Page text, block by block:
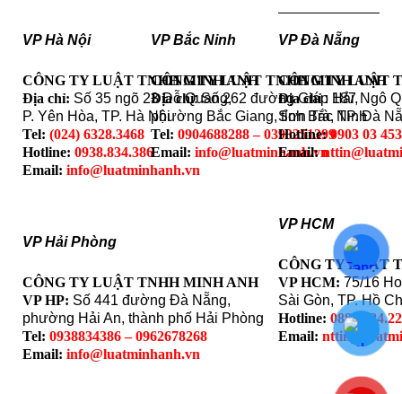
VP Hà Nội
CÔNG TY LUẬT TNHH MINH ANH
Địa chỉ: Số 35 ngõ 23 Đỗ Quang,
P. Yên Hòa, TP. Hà Nội
Tel: (024) 6328.3468
Hotline: 0938.834.386
Email: info@luatminhanh.vn
VP Hải Phòng
CÔNG TY LUẬT TNHH MINH ANH
VP HP: Số 441 đường Đà Nẵng,
phường Hải An, thành phố Hải Phòng
Tel: 0938834386 – 0962678268
Email: info@luatminhanh.vn
VP Bắc Ninh
CÔNG TY LUẬT TNHH MINH ANH
Địa chỉ: Số 262 đường Giáp Hải,
phường Bắc Giang, tỉnh Bắc Ninh
Tel: 0904688288 – 0393251399
Email: info@luatminhanh.vn
VP Đà Nẵng
CÔNG TY LUẬT
Địa chỉ: 187 Ngô
Sơn Trà, TP. Đà
Hotline:0903 03
Email:
VP HCM
CÔNG TY LUẬT
VP HCM: 75/16
Sài Gòn, TP. Hồ
Hotline:
Email: